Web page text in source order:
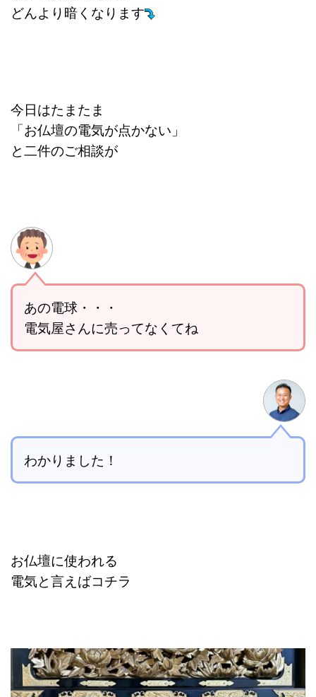
どんより暗くなります
今日はたまたま
「お仏壇の電気が点かない」
と二件のご相談が
あの電球・・・
電気屋さんに売ってなくてね
わかりました！
お仏壇に使われる
電気と言えばコチラ